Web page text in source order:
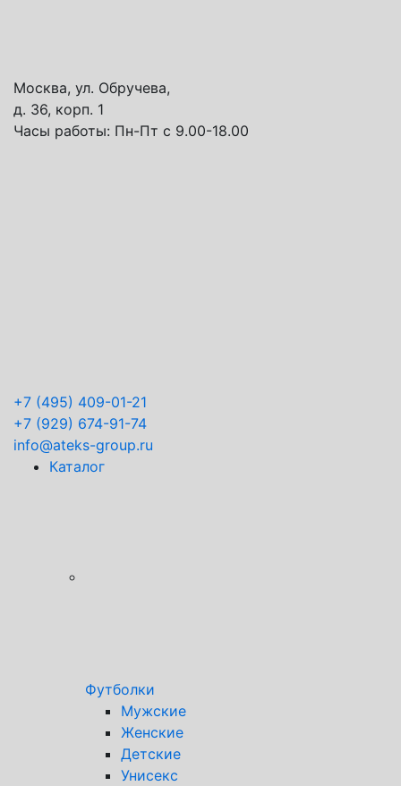
Москва, ул. Обручева,
д. 36, корп. 1
Часы работы: Пн-Пт с 9.00-18.00
+7 (495) 409-01-21
+7 (929) 674-91-74
info@ateks-group.ru
Каталог
Футболки
Мужские
Женские
Детские
Унисекс